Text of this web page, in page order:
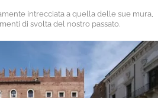
intrecciata a quella delle sue mura,
di svolta del nostro passato.